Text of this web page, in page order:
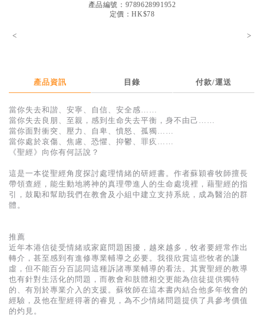
得獎作品推介
暢銷榜
中文二手書
英文二手書
精選英文書
電子書
產品編號：9789628991952
定價：HK$78
< >
產品資訊 目錄 付款/運送
當你失去和諧、安寧、自信、安全感……
當你失去良朋、至親，感到生命失去平衡，身不由己……
當你面對衝突、壓力、自卑、憤怒、孤獨……
當你處於哀傷、焦慮、恐懼、抑鬱、罪疚……
《聖經》向你有何話說？
這是一本從聖經角度探討處理情緒的研經書。作者蘇穎睿牧師擅長
帶領查經，能生動地將神的真理帶進人的生命處境裡，藉聖經的指
引，鼓勵和幫助我們在教會及小組中建立支持系統，成為醫治的群
體。
推薦
近年本港信徒受情緒或家庭問題困擾，越來越多，牧者要經常作出
轉介，甚至感到有進修專業輔導之必要。我很欣賞這些牧者的謙
虛，但不能百分百認同這種訴諸專業輔導的看法。其實聖經的教導
也有針對生活化的問題，而教會和肢體相交更能為信徒提供獨特
的、有別於專業介入的支援。蘇牧師在這本書內結合他多年牧會的
經驗，及他在聖經得著的睿見，為不少情緒問題提供了具參考價值
的灼見。